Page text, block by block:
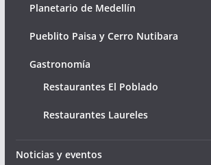
Planetario de Medellín
Pueblito Paisa y Cerro Nutibara
Gastronomía
Restaurantes El Poblado
Restaurantes Laureles
Noticias y eventos